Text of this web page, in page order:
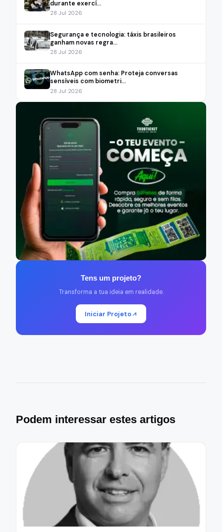
durante exercí...
28 Jul 2026
Segurança e tecnologia: táxis brasileiros
ganham novas regra...
28 Jul 2026
WhatsApp com senha: Proteja conversas
sensíveis com biometri...
28 Jul 2026
Tens um projeto?
Transforma a tua ideia em realidade.
Iniciar Projeto
Podem interessar estes artigos